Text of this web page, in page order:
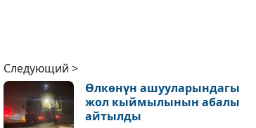
Следующий >
Өлкөнүн ашууларындагы
жол кыймылынын абалы
айтылды